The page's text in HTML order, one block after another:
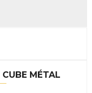
CUBE MÉTAL